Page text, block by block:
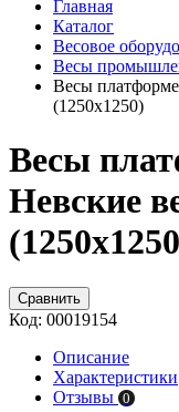
Главная
Каталог
Весовое
Весы
Весы
(1250х1250)
Весы
Невские
Сравнить
Код: 00019154
Описание
Характеристики
Отзывы 0